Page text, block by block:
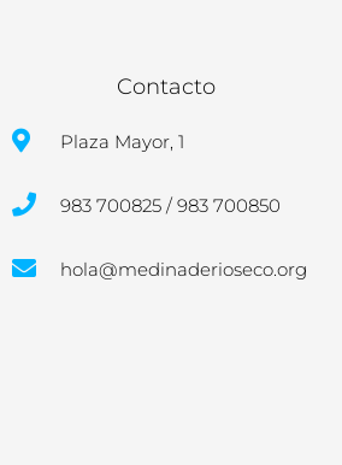
Contacto
Plaza Mayor, 1
983 700825 / 983 700850
hola@medinaderioseco.org